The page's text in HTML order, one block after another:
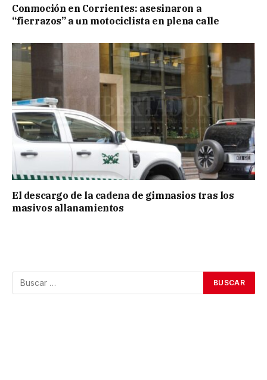
Conmoción en Corrientes: asesinaron a
“fierrazos” a un motociclista en plena calle
El descargo de la cadena de gimnasios tras los
masivos allanamientos